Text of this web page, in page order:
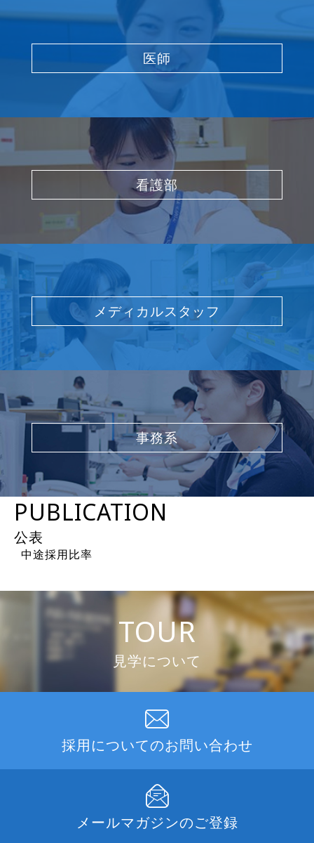
医師
看護部
メディカルスタッフ
事務系
PUBLICATION
公表
中途採用比率
TOUR
見学について
採用についてのお問い合わせ
メールマガジンのご登録